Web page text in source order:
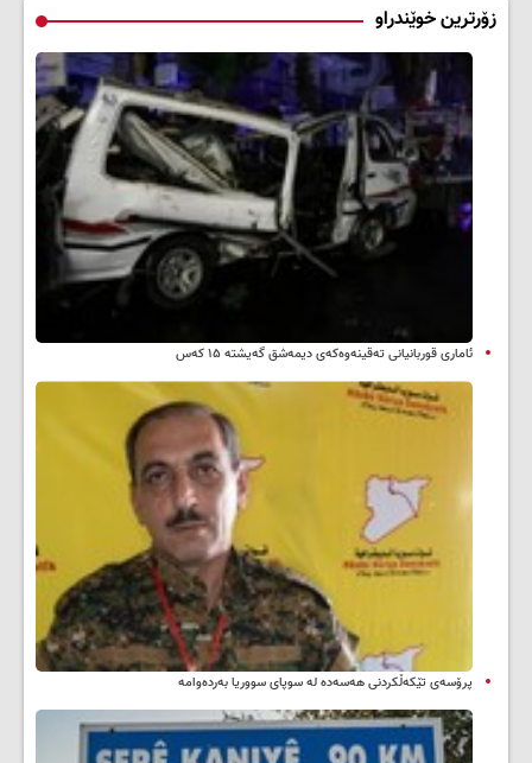
زۆرترین خوێندراو
ئاماری قوربانیانی تەقینەوەکەی دیمەشق گەیشتە ۱۵ کەس
پرۆسەی تێکەڵکردنی هەسەدە لە سوپای سووریا بەردەوامە